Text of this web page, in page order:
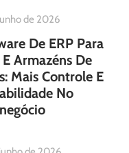
de 2026
De ERP Para
Armazéns De
Mais Controle E
No